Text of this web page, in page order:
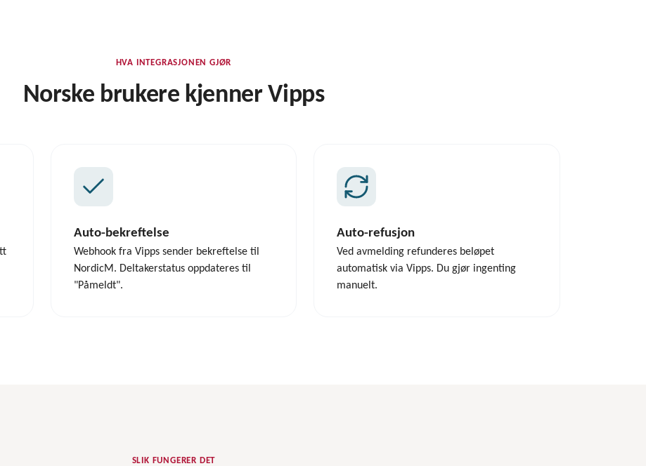
HVA INTEGRASJONEN GJØR
Norske brukere kjenner Vipps
Auto-bekreftelse
Webhook fra Vipps sender bekreftelse til
NordicM. Deltakerstatus oppdateres til
"Påmeldt".
Auto-refusjon
Ved avmelding refunderes beløpet
automatisk via Vipps. Du gjør ingenting
manuelt.
SLIK FUNGERER DET